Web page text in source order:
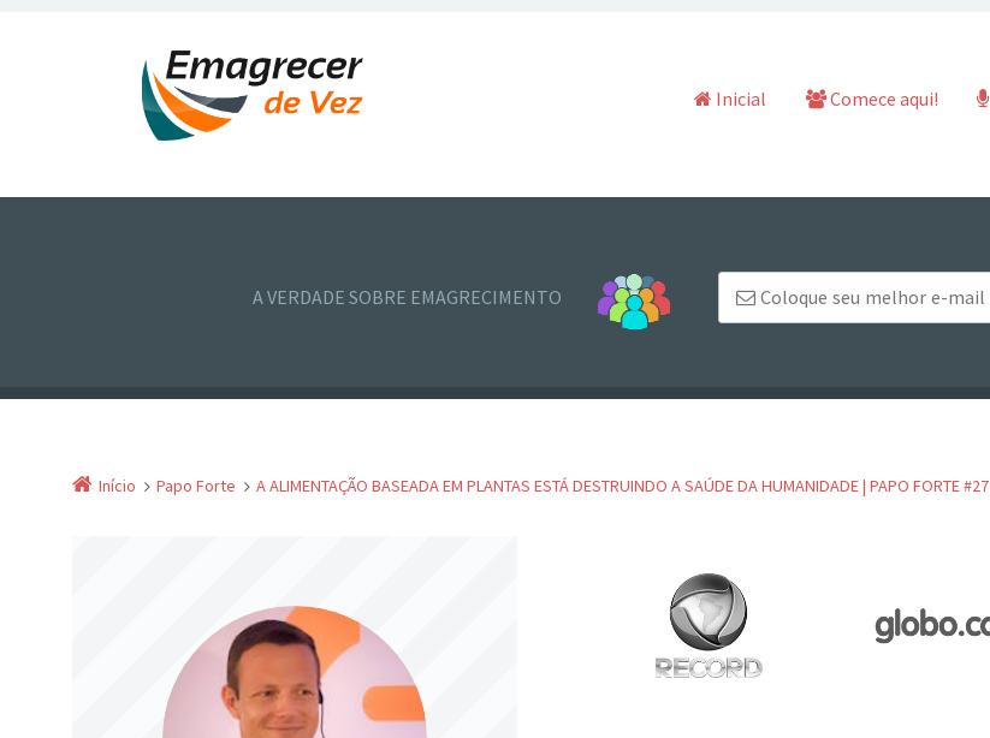
Pular para o conteúdo
Inicial Comece aqui!
A VERDADE SOBRE EMAGRECIMENTO
Início Papo Forte A ALIMENTAÇÃO BASEADA EM PLANTAS ESTÁ DESTRUINDO A SAÚDE DA HUMANIDADE | PAPO FORTE #27